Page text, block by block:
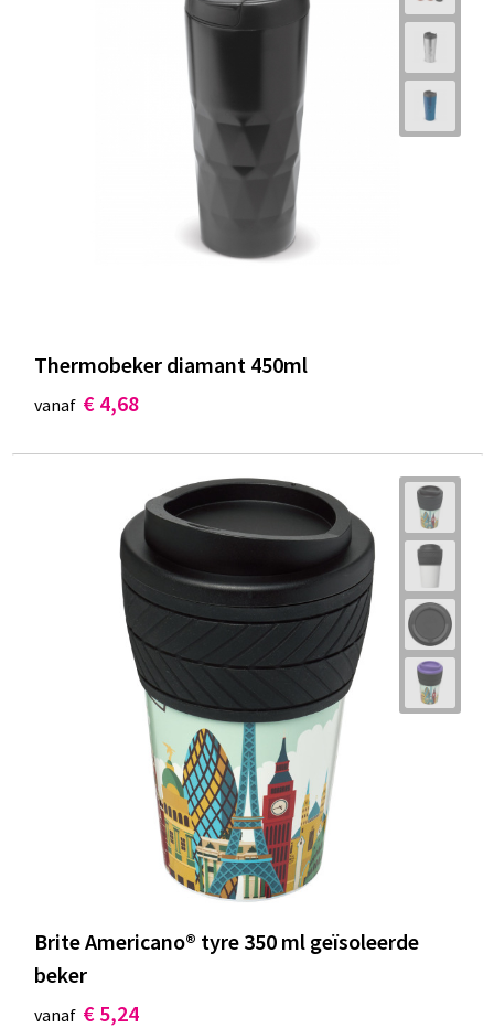
Thermobeker diamant 450ml
vanaf € 4,68
Brite Americano® tyre 350 ml geïsoleerde
beker
vanaf € 5,24